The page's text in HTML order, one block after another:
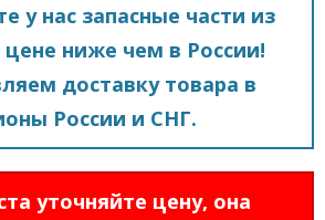
у нас запасные части из
ниже чем в России!
доставку товара в
России и СНГ.
уточняйте цену, она